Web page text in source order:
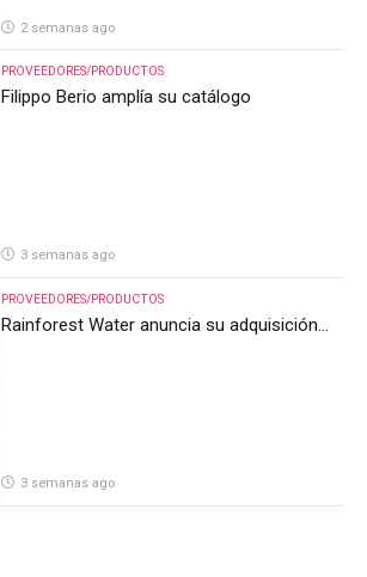
2 semanas ago
PROVEEDORES/PRODUCTOS
Filippo Berio amplía su catálogo
3 semanas ago
PROVEEDORES/PRODUCTOS
Rainforest Water anuncia su adquisición
3 semanas ago